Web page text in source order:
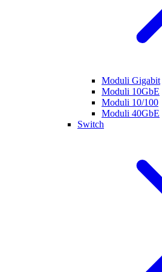
Moduli Gigabit
Moduli 10GbE
Moduli 10/100
Moduli 40GbE
Switch